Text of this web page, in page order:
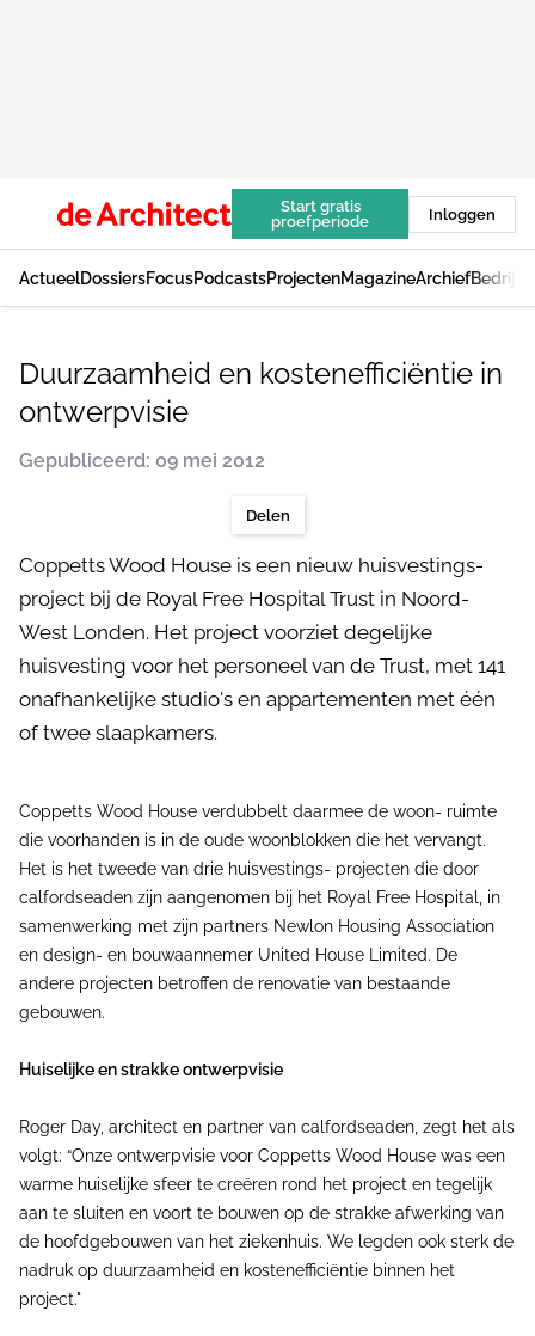
Start gratis
proefperiode
Inloggen
ActueelDossiersFocusPodcastsProjectenMagazineArchief
Duurzaamheid en kostenefficiëntie in
ontwerpvisie
Gepubliceerd: 09 mei 2012
Delen
Coppetts Wood House is een nieuw huisvestings-
project bij de Royal Free Hospital Trust in Noord-
West Londen. Het project voorziet degelijke
huisvesting voor het personeel van de Trust, met 141
onafhankelijke studio's en appartementen met één
of twee slaapkamers.
Coppetts Wood House verdubbelt daarmee de woon- ruimte
die voorhanden is in de oude woonblokken die het vervangt.
Het is het tweede van drie huisvestings- projecten die door
calfordseaden zijn aangenomen bij het Royal Free Hospital, in
samenwerking met zijn partners Newlon Housing Association
en design- en bouwaannemer United House Limited. De
andere projecten betroffen de renovatie van bestaande
gebouwen.
Huiselijke en strakke ontwerpvisie
Roger Day, architect en partner van calfordseaden, zegt het als
volgt: “Onze ontwerpvisie voor Coppetts Wood House was een
warme huiselijke sfeer te creëren rond het project en tegelijk
aan te sluiten en voort te bouwen op de strakke afwerking van
de hoofdgebouwen van het ziekenhuis. We legden ook sterk de
nadruk op duurzaamheid en kostenefficiëntie binnen het
project."